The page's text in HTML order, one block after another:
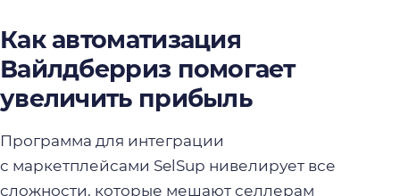
Как автоматизация
Вайлдберриз помогает
увеличить прибыль
Программа для интеграции
с маркетплейсами SelSup нивелирует все
сложности, которые мешают селлерам